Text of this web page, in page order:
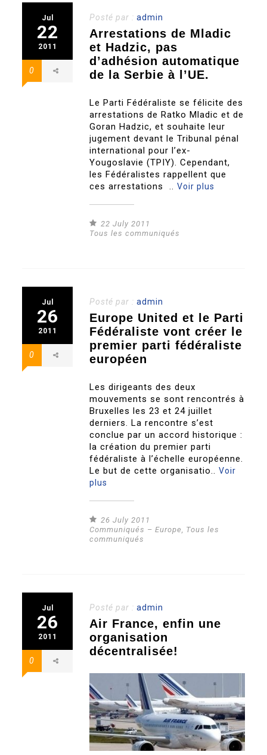
Jul
22
2011
0
Posté par :admin
Arrestations de Mladic
et Hadzic, pas
d’adhésion automatique
de la Serbie à l’UE.
Le Parti Fédéraliste se félicite des
arrestations de Ratko Mladic et de
Goran Hadzic, et souhaite leur
jugement devant le Tribunal pénal
international pour l’ex-
Yougoslavie (TPIY). Cependant,
les Fédéralistes rappellent que
ces arrestations ..Voir plus
22 July 2011
Tous les communiqués
Jul
26
2011
0
Posté par :admin
Europe United et le Parti
Fédéraliste vont créer le
premier parti fédéraliste
européen
Les dirigeants des deux
mouvements se sont rencontrés à
Bruxelles les 23 et 24 juillet
derniers. La rencontre s’est
conclue par un accord historique :
la création du premier parti
fédéraliste à l’échelle européenne.
Le but de cette organisatio..Voir
plus
26 July 2011
Communiqués – Europe, Tous les
communiqués
Jul
26
2011
0
Posté par :admin
Air France, enfin une
organisation
décentralisée!